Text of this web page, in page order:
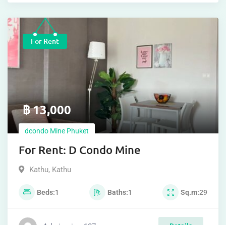
For Rent
฿13,000
dcondo Mine Phuket
For Rent: D Condo Mine
Kathu, Kathu
Beds 1 Baths 1 Sq.m 29